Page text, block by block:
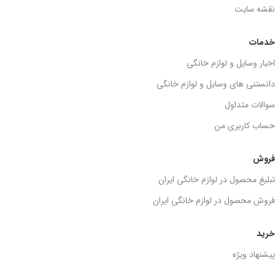
خرید
پیشنهاد ویژه
فروش
تبلیغ محصول در لوازم خانگی ایران
فروش محصول در لوازم خانگی ایران
خدمات
اخبار وسایل و لوازم خانگی
دانستنی های وسایل و لوازم خانگی
سوالات متداول
حساب کاربری من
نقشه سایت